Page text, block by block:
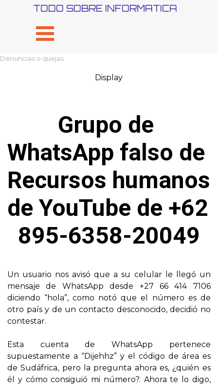
Vaya al Contenido
Saltar menú
TODO SOBRE INFORMATICA
Denuncias o quejas
Display
Grupo de
WhatsApp falso de
Recursos humanos
de YouTube de +62
895-6358-20049
Un usuario nos avisó que a su celular le llegó un
mensaje de WhatsApp desde +27 66 414 7106
diciendo “hola”, como notó que el número es de
otro país y de un contacto desconocido, decidió no
contestar.
Esta cuenta de WhatsApp pertenece
supuestamente a “Dijehhz” y el código de área es
de Sudáfrica, pero la pregunta ahora es, ¿quién es
él y cómo consiguió mi número?. Ahora te lo digo,